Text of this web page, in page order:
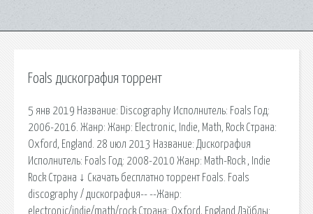
Foals дискография торрент
5 янв 2019 Название: Discography Исполнитель: Foals Год:
2006-2016. Жанр: Жанр: Electronic, Indie, Math, Rock Страна:
Oxford, England. 28 июл 2013 Название: Дискография
Исполнитель: Foals Год: 2008-2010 Жанр: Math-Rock , Indie
Rock Страна ↓ Скачать бесплатно торрент Foals. Foals
discography / дискография-- --Жанр:
electronic/indie/math/rock Страна: Oxford, England Лэйблы: